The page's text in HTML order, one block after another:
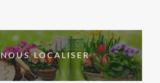
NOUS LOCALISER